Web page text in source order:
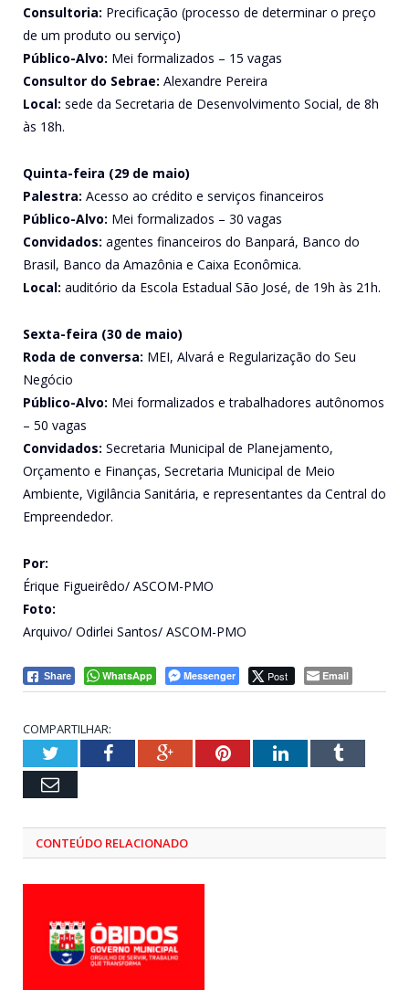
Consultoria: Precificação (processo de determinar o preço
de um produto ou serviço)
Público-Alvo: Mei formalizados – 15 vagas
Consultor do Sebrae: Alexandre Pereira
Local: sede da Secretaria de Desenvolvimento Social, de 8h
às 18h.
Quinta-feira (29 de maio)
Palestra: Acesso ao crédito e serviços financeiros
Público-Alvo: Mei formalizados – 30 vagas
Convidados: agentes financeiros do Banpará, Banco do
Brasil, Banco da Amazônia e Caixa Econômica.
Local: auditório da Escola Estadual São José, de 19h às 21h.
Sexta-feira (30 de maio)
Roda de conversa: MEI, Alvará e Regularização do Seu
Negócio
Público-Alvo: Mei formalizados e trabalhadores autônomos
– 50 vagas
Convidados: Secretaria Municipal de Planejamento,
Orçamento e Finanças, Secretaria Municipal de Meio
Ambiente, Vigilância Sanitária, e representantes da Central do
Empreendedor.
Por:
Érique Figueirêdo/ ASCOM-PMO
Foto:
Arquivo/ Odirlei Santos/ ASCOM-PMO
Share WhatsApp Messenger Post Email
COMPARTILHAR:
TwitterFacebookGoogle+PinterestLinkedInTumblr
Email
CONTEÚDO RELACIONADO